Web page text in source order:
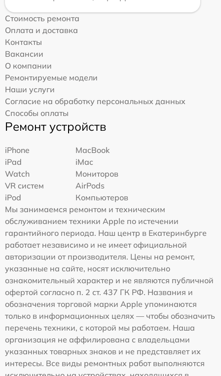
Стоимость ремонта
Оплата и доставка
Контакты
Вакансии
О компании
Ремонтируемые модели
Наши услуги
Согласие на обработку персональных данных
Способы оплаты
Ремонт устройств
iPhone
MacBook
iPad
iMac
Watch
Мониторов
VR систем
AirPods
iPod
Компьютеров
Мы занимаемся ремонтом и техническим
обслуживанием техники Apple по истечении
гарантийного периода. Наш центр в Екатеринбурге
работает независимо и не имеет официальной
авторизации от производителя. Цены на ремонт,
указанные на сайте, носят исключительно
ознакомительный характер и не являются публичной
офертой согласно п. 2 ст. 437 ГК РФ. Названия и
обозначения торговой марки Apple упоминаются
только в информационных целях — чтобы обозначить
перечень техники, с которой мы работаем. Наша
организация не аффилирована с владельцами
указанных товарных знаков и не представляет их
интересы. Все виды ремонтных работ выполняются